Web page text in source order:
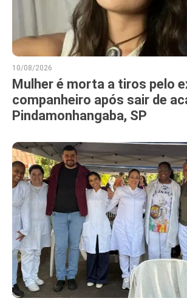
10/08/2026
Mulher é morta a tiros pelo
companheiro após sair de
Pindamonhangaba, SP